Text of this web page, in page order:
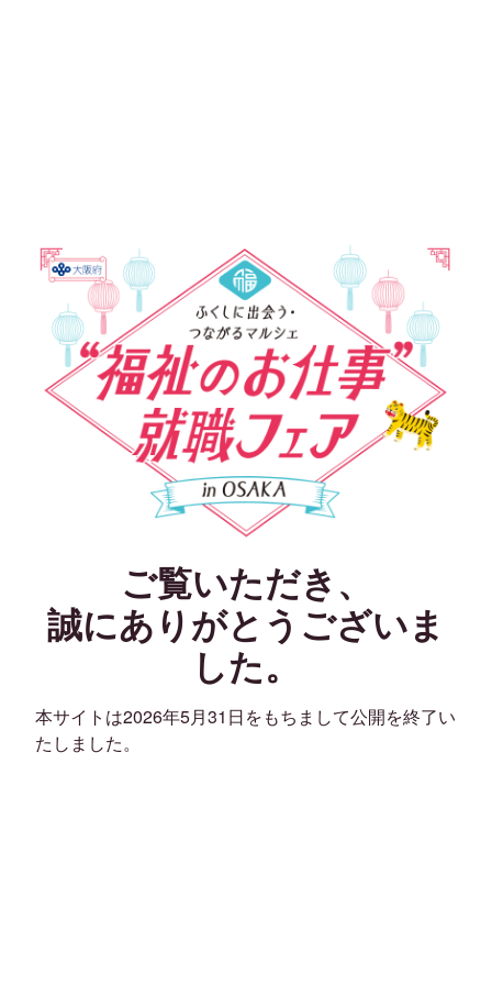
ご覧いただき、
誠にありがとうございま
した。
本サイトは2026年5月31日をもちまして公開を終了い
たしました。